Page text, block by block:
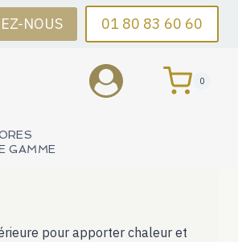
NOUS 01 80 83 60 60
0
GAMME
pour apporter chaleur et